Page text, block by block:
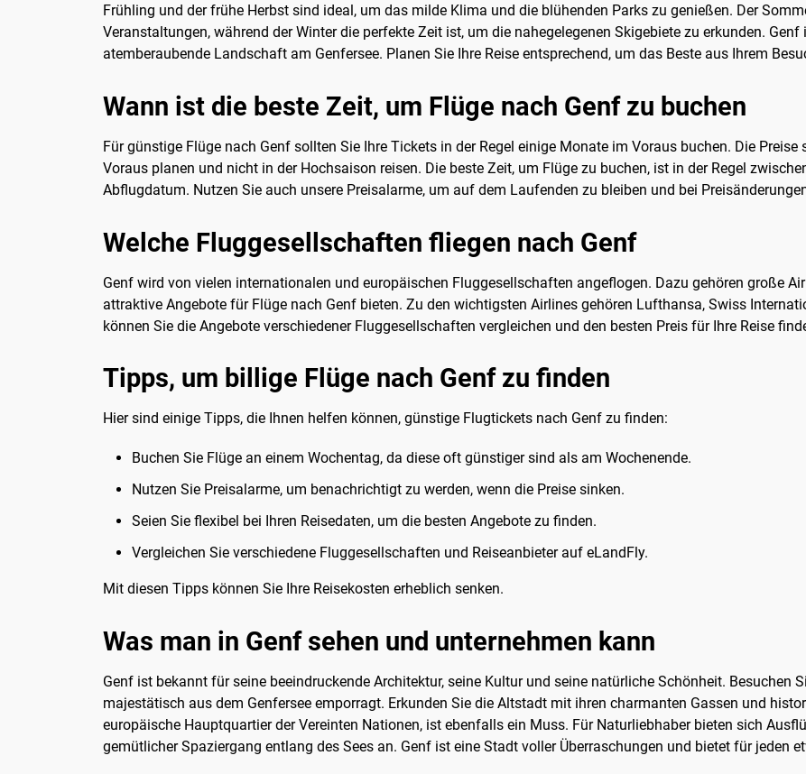
Frühling und der frühe Herbst sind ideal, um das milde Klima und die blühenden Parks zu genießen. Der
Veranstaltungen, während der Winter die perfekte Zeit ist, um die nahegelegenen Skigebiete zu erkunden.
atemberaubende Landschaft am Genfersee. Planen Sie Ihre Reise entsprechend, um das Beste aus Ihrem
Wann ist die beste Zeit, um Flüge nach Genf zu buchen
Für günstige Flüge nach Genf sollten Sie Ihre Tickets in der Regel einige Monate im Voraus buchen. Die
Voraus planen und nicht in der Hochsaison reisen. Die beste Zeit, um Flüge zu buchen, ist in der Regel
Abflugdatum. Nutzen Sie auch unsere Preisalarme, um auf dem Laufenden zu bleiben und bei
Welche Fluggesellschaften fliegen nach Genf
Genf wird von vielen internationalen und europäischen Fluggesellschaften angeflogen. Dazu gehören große
attraktive Angebote für Flüge nach Genf bieten. Zu den wichtigsten Airlines gehören Lufthansa, Swiss
können Sie die Angebote verschiedener Fluggesellschaften vergleichen und den besten Preis für Ihre Reise
Tipps, um billige Flüge nach Genf zu finden
Hier sind einige Tipps, die Ihnen helfen können, günstige Flugtickets nach Genf zu finden:
Buchen Sie Flüge an einem Wochentag, da diese oft günstiger sind als am Wochenende.
Nutzen Sie Preisalarme, um benachrichtigt zu werden, wenn die Preise sinken.
Seien Sie flexibel bei Ihren Reisedaten, um die besten Angebote zu finden.
Vergleichen Sie verschiedene Fluggesellschaften und Reiseanbieter auf eLandFly.
Mit diesen Tipps können Sie Ihre Reisekosten erheblich senken.
Was man in Genf sehen und unternehmen kann
Genf ist bekannt für seine beeindruckende Architektur, seine Kultur und seine natürliche Schönheit. Besuchen
majestätisch aus dem Genfersee emporragt. Erkunden Sie die Altstadt mit ihren charmanten Gassen und
europäische Hauptquartier der Vereinten Nationen, ist ebenfalls ein Muss. Für Naturliebhaber bieten sich
gemütlicher Spaziergang entlang des Sees an. Genf ist eine Stadt voller Überraschungen und bietet für jeden